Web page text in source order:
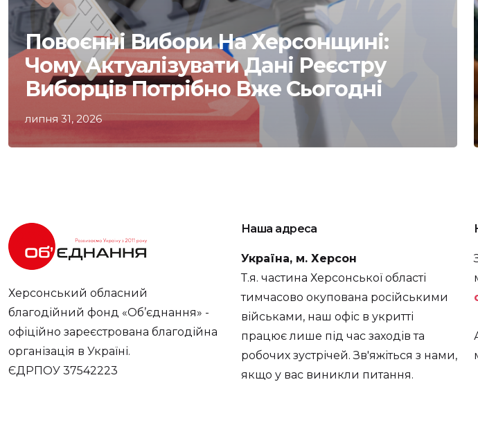
Повоєнні Вибори На Херсонщині:
Чому Актуалізувати Дані Реєстру
Виборців Потрібно Вже Сьогодні
липня 31, 2026
Херсонський обласний
благодійний фонд «Об’єднання» -
офіційно зареєстрована благодійна
організація в Україні.
ЄДРПОУ 37542223
Наша адреса
Україна, м. Херсон
Т.я. частина Херсонської області
тимчасово окупована російськими
військами, наш офіс в укритті
працює лише під час заходів та
робочих зустрічей. Зв'яжіться з нами,
якщо у вас виникли питання.